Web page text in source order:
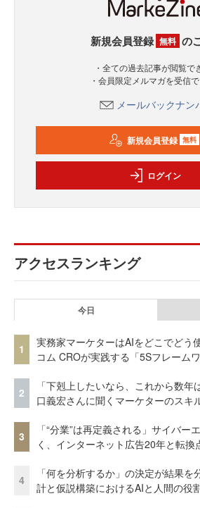
新規会員登録 無料 の
・全ての過去記事が閲覧で
・会員限定メルマガを受信
メールバックナン
新規会員登録 無料
ログイン
アクセスランキング
今日
1
実務家マーケターはAIをどこでどう
コム CROが実践する「5Sフレームワ
2
「下剋上したいなら、これから数年
口義宏さんに聞くマーケターのスキ
3
「“分業”は再定義される」サイバー
く、インターネット広告20年と転換
4
「何を分析するか」の決定が結果を
計と仮説構築におけるAIと人間の役